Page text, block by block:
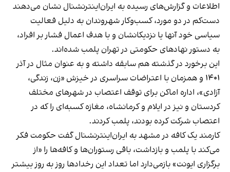
اطلاعات و گزارش‌های رسیده به ایران‌اینترنشنال نشان می‌دهند
دست‌کم در دو مورد، کسب‌وکار شهروندان به دلیل فعالیت
سیاسی خود آنها یا نزدیکانشان و با هدف اعمال فشار بر افراد،
به دستور نهادهای حکومتی در تهران پلمب شده‌اند.
این برخورد در گذشته هم سابقه داشته و به عنوان مثال در آذر
۱۴۰۱ و همزمان با اعتراضات سراسری در خیزش «زن، زندگی،
آزادی»، اداره اماکن برای توقف اعتصاب در شهرهای مختلف
کردستان و نیز در ایلام و کرمانشاه، مغازه کسبه‌ای را که در
اعتصاب شرکت کرده بودند، پلمب کردند.
کارمند یک کافه در مشهد به ایران‌اینترنشنال گفت حکومت فکر
می‌کند با پلمب و بازداشت، باقی رستوران‌ها و کافه‌ها را «از
برگزاری ایونت» بازمی‌دارد اما تعداد این رخدادها روز به روز بیشتر